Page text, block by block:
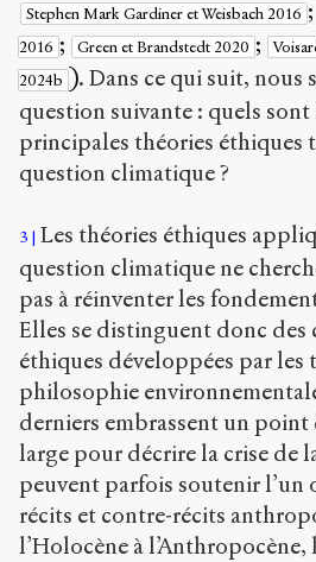
Stephen Mark Gardiner et Weisbach 2016 ;
2016 ; Green et Brandstedt 2020 ;
2024b ). Dans ce qui suit, nous
question suivante : quels sont
principales théories éthiques
question climatique ?
3
Les théories éthiques
question climatique ne
pas à réinventer les
Elles se distinguent donc des
éthiques développées par les
philosophie
derniers embrassent un point
large pour décrire la crise de
peuvent parfois soutenir l’un
récits et contre-récits
l’Holocène à l’Anthropocène,